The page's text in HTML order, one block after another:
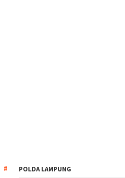
POLDA LAMPUNG